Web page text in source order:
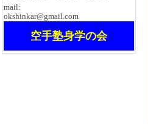
mail:
okshinkar@gmail.com
空手塾身学の会